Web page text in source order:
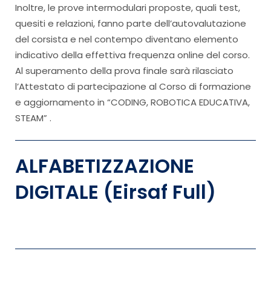
Inoltre, le prove intermodulari proposte, quali test,
quesiti e relazioni, fanno parte dell’autovalutazione
del corsista e nel contempo diventano elemento
indicativo della effettiva frequenza online del corso.
Al superamento della prova finale sarà rilasciato
l’Attestato di partecipazione al Corso di formazione
e aggiornamento in “CODING, ROBOTICA EDUCATIVA,
STEAM” .
ALFABETIZZAZIONE
DIGITALE (Eirsaf Full)